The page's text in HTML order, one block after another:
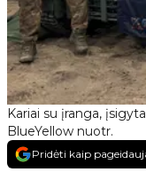
Kariai su įranga,
BlueYellow nuotr.
Pridėti kaip